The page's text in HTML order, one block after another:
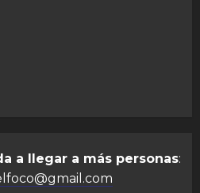
a llegar a más personas: